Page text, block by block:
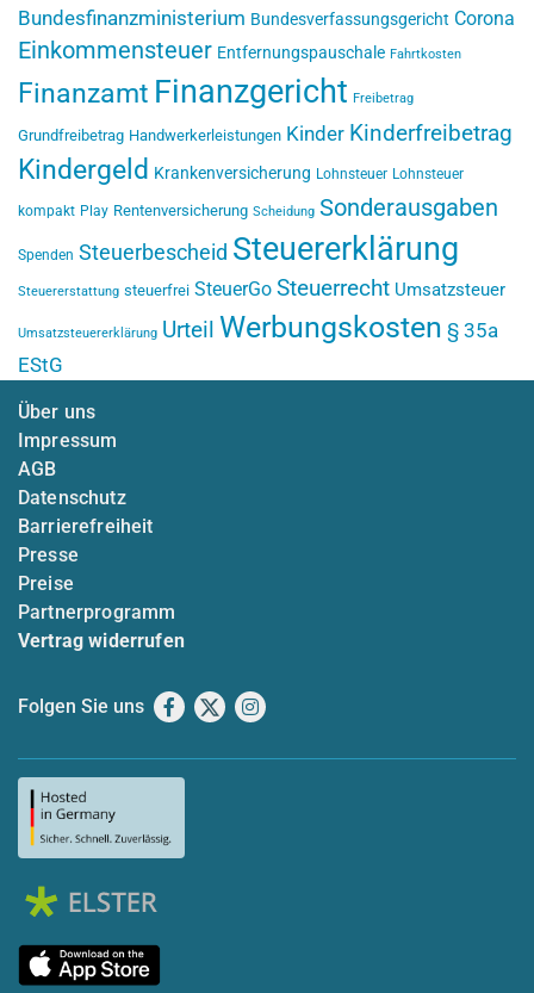
Bundesfinanzministerium Bundesverfassungsgericht Corona
Einkommensteuer Entfernungspauschale Fahrtkosten
Finanzamt Finanzgericht Freibetrag
Grundfreibetrag Handwerkerleistungen Kinder Kinderfreibetrag
Kindergeld Krankenversicherung Lohnsteuer Lohnsteuer
kompakt Play Rentenversicherung Scheidung Sonderausgaben
Spenden Steuerbescheid Steuererklärung
Steuererstattung steuerfrei SteuerGo Steuerrecht Umsatzsteuer
Umsatzsteuererklärung Urteil Werbungskosten § 35a
EStG
Über uns
Impressum
AGB
Datenschutz
Barrierefreiheit
Presse
Preise
Partnerprogramm
Vertrag widerrufen
Folgen Sie uns Facebook
X Instagram